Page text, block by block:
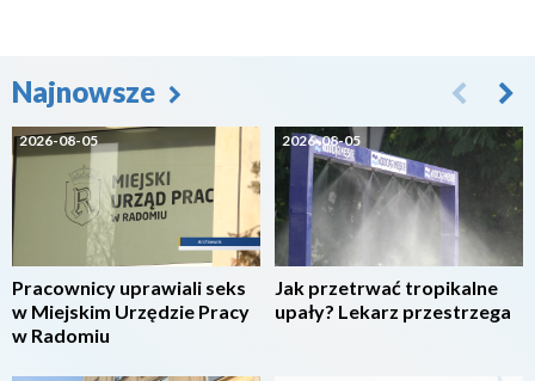
Najnowsze
2026-08-05
Pracownicy uprawiali seks
w Miejskim Urzędzie Pracy
w Radomiu
2026-08-05
Jak przetrwać tropikalne
upały? Lekarz przestrzega